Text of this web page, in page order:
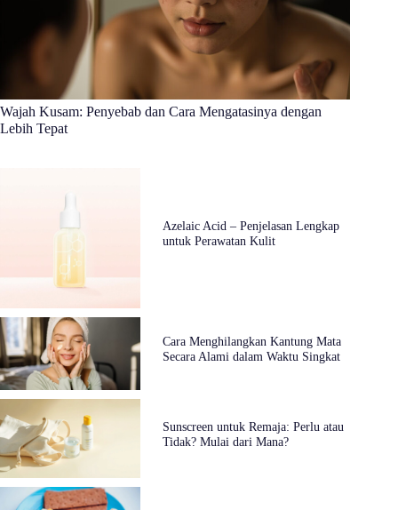
Wajah Kusam: Penyebab dan Cara Mengatasinya dengan
Lebih Tepat
Azelaic Acid – Penjelasan Lengkap
untuk Perawatan Kulit
Cara Menghilangkan Kantung Mata
Secara Alami dalam Waktu Singkat
Sunscreen untuk Remaja: Perlu atau
Tidak? Mulai dari Mana?